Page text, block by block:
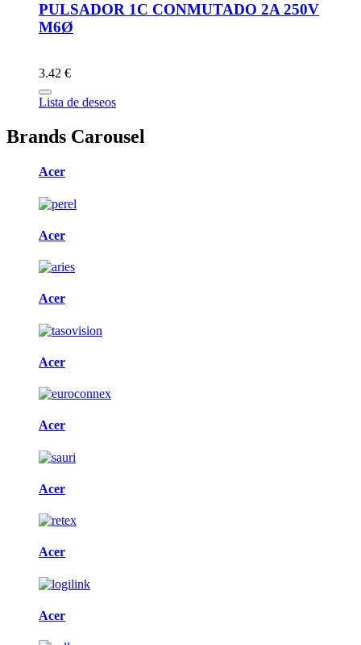
PULSADOR 1C CONMUTADO 2A 250V
M6Ø
3.42 €
Lista de deseos
Brands Carousel
Acer
Acer
Acer
Acer
Acer
Acer
Acer
Acer